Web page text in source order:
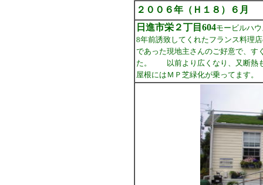
２００６年（Ｈ１８）６月
日進市栄２丁目604モービルハ
8年前誘致してくれたフランス料理
であった現地主さんのご好意で、す
た。 以前より広くなり、又断熱も
屋根にはＭＰ芝緑化が乗ってます。